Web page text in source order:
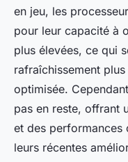
en jeu, les
pour leur capacité à
plus élevées, ce qui
rafraîchissement
optimisée.
pas en reste, offrant
et des performances
leurs récentes